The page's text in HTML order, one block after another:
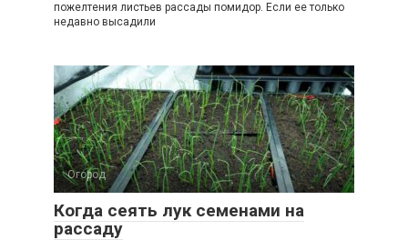
пожелтения листьев рассады помидор. Если ее только
недавно высадили
Огород
Когда сеять лук семенами на
рассаду